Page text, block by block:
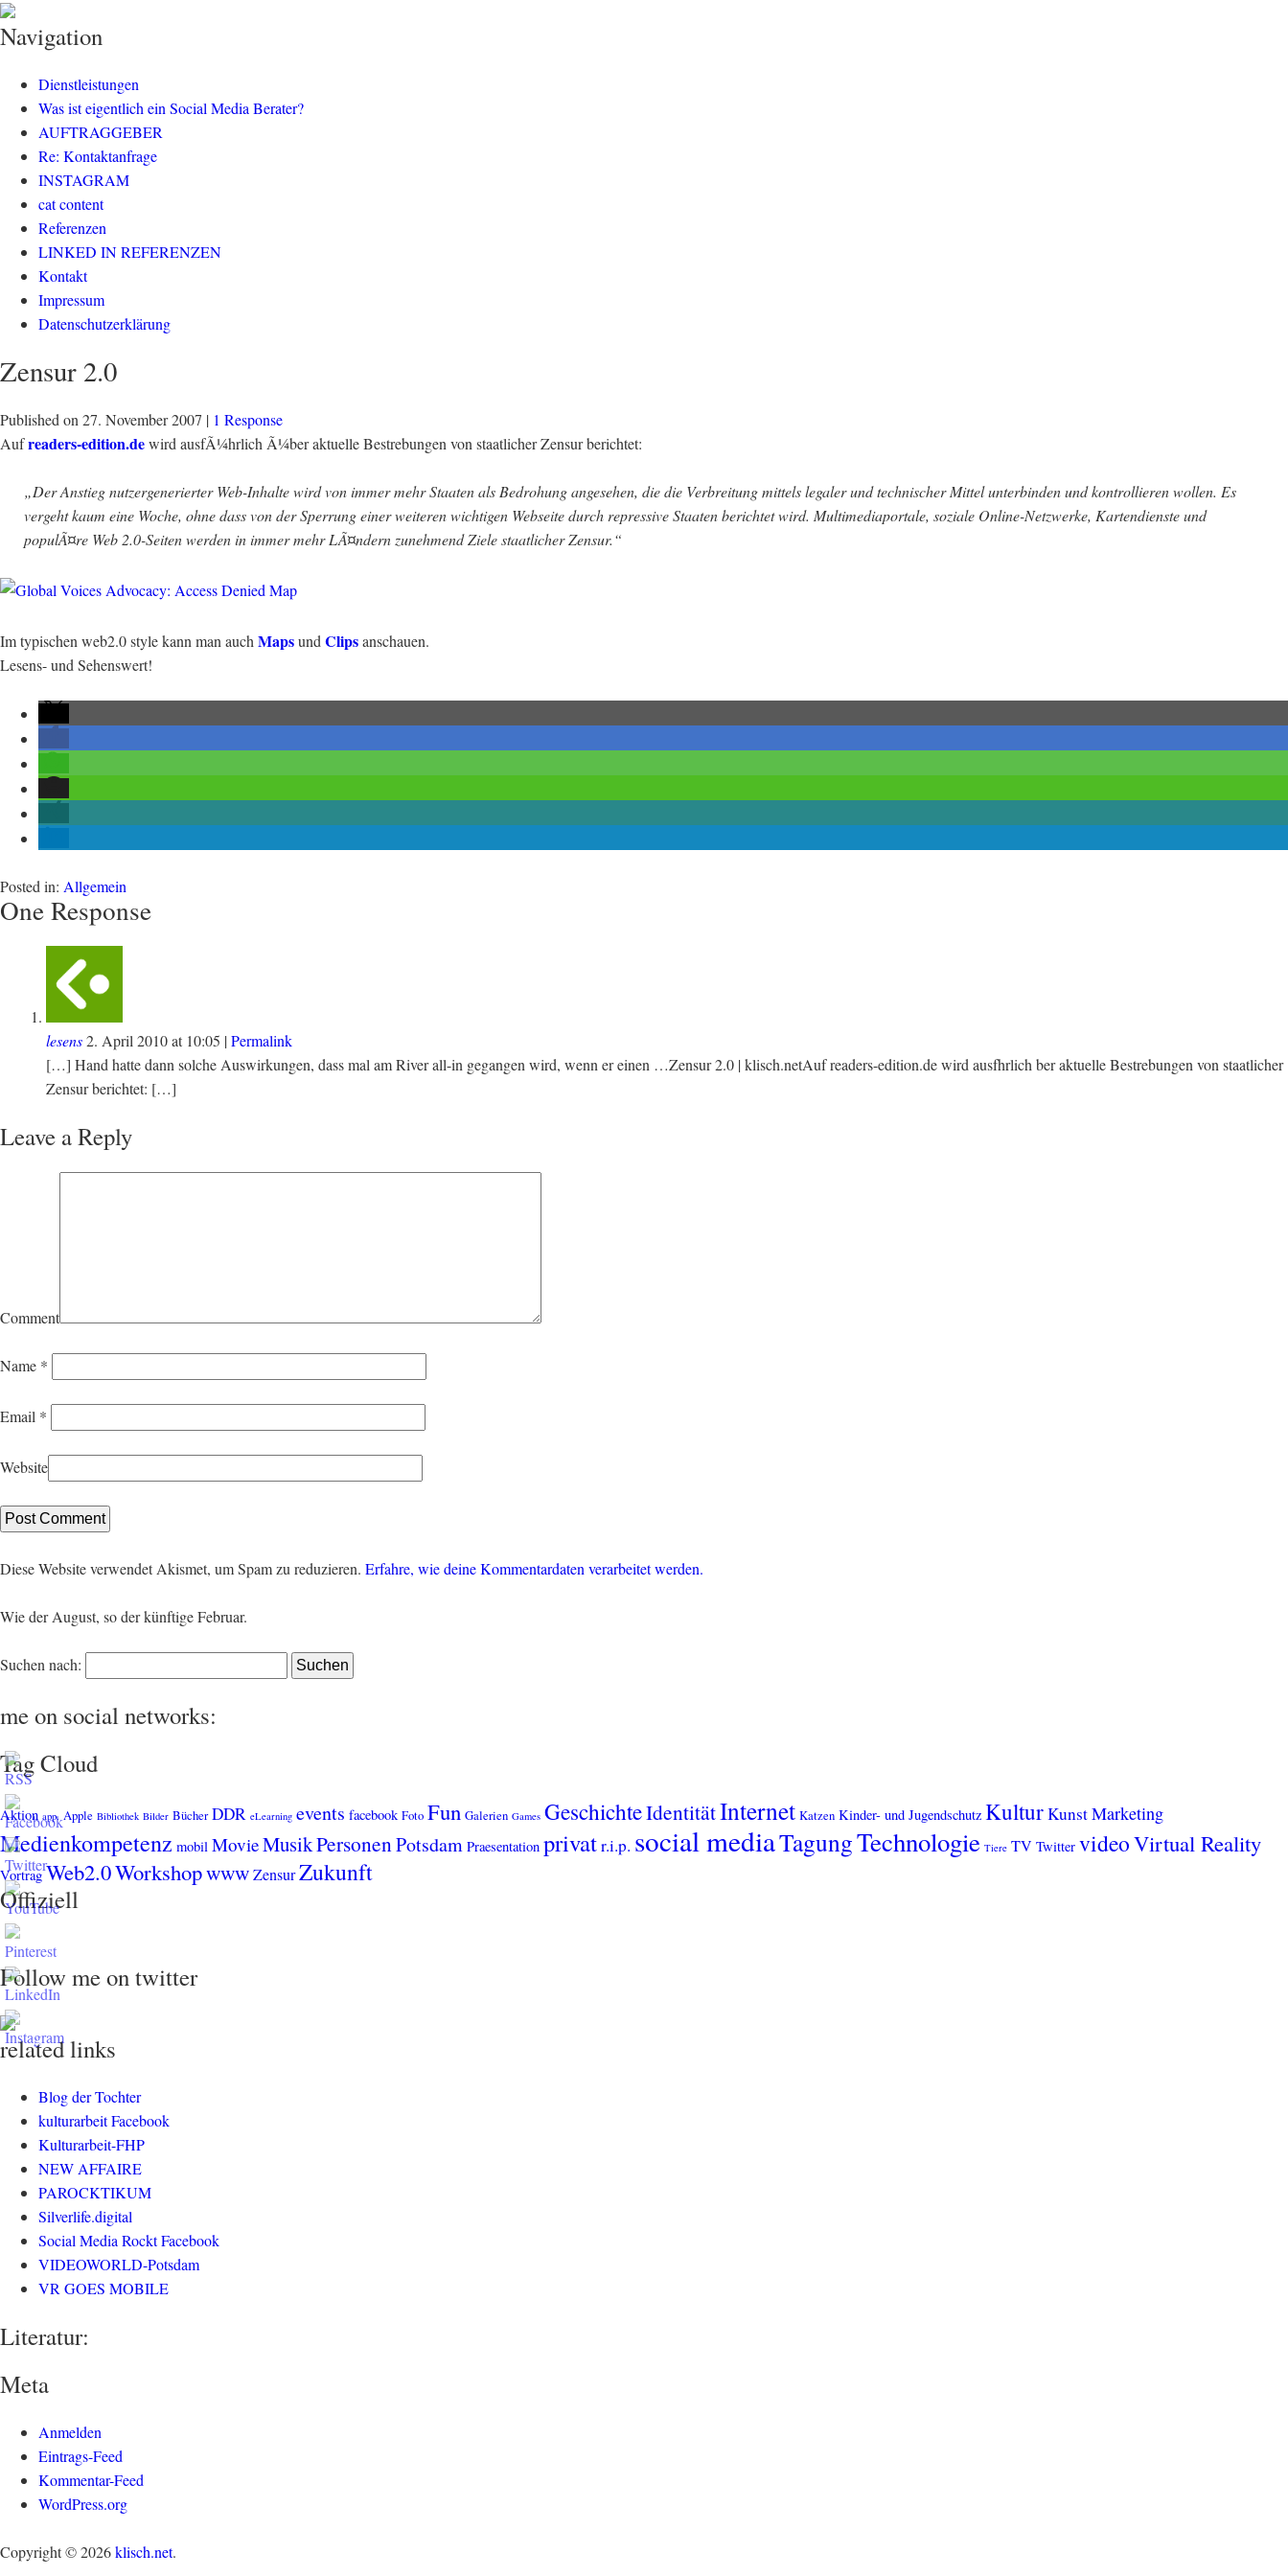
klisch.net
social media rockt
Navigation
Dienstleistungen
Was ist eigentlich ein Social Media Berater?
AUFTRAGGEBER
Re: Kontaktanfrage
INSTAGRAM
cat content
Referenzen
LINKED IN REFERENZEN
Kontakt
Impressum
Datenschutzerklärung
Zensur 2.0
Published on 27. November 2007 | 1 Response
Aufreaders-edition.dewird ausfÃ¼hrlich Ã¼ber aktuelle Bestrebungen von staatlicher Zensur berichtet:
„Der Anstieg nutzergenerierter Web-Inhalte wird von immer mehr Staaten als Bedrohung angesehen, die die Verbreitung mittels legaler und technischer Mittel unterbinden und kontrollieren wollen. Es
vergeht kaum eine Woche, ohne dass von der Sperrung einer weiteren wichtigen Webseite durch repressive Staaten berichtet wird. Multimediaportale, soziale Online-Netzwerke, Kartendienste und
populÃ¤re Web 2.0-Seiten werden in immer mehr LÃ¤ndern zunehmend Ziele staatlicher Zensur.“
Im typischen web2.0 style kann man auch Mapsund Clipsanschauen.
Lesens- und Sehenswert!
Posted in: Allgemein
One Response
lesens2. April 2010at 10:05 |Permalink
[…] Hand hatte dann solche Auswirkungen, dass mal am River all-in gegangen wird, wenn er einen …Zensur 2.0 | klisch.netAuf readers-edition.de wird ausfhrlich ber aktuelle Bestrebungen von staatlicher
Zensur berichtet: […]
Leave a Reply
Comment
Name *
Email *
Website
Diese Website verwendet Akismet, um Spam zu reduzieren. Erfahre, wie deine Kommentardaten verarbeitet werden.
Wie der August, so der künftige Februar.
Suchen nach:
me on social networks:
Tag Cloud
Aktion app. Apple Bibliothek Bilder Bücher DDR eLearning events facebook Foto Fun Galerien Games GeschichteIdentitätInternet Katzen Kinder- und Jugendschutz KulturKunstMarketing
Medienkompetenz mobil MovieMusikPersonenPotsdam Praesentation privatr.i.p. social mediaTagungTechnologie Tiere TV Twitter videoVirtual Reality
Vortrag Web2.0WorkshopwwwZensurZukunft
Offiziell
Follow me on twitter
related links
Blog der Tochter
kulturarbeit Facebook
Kulturarbeit-FHP
NEW AFFAIRE
PAROCKTIKUM
Silverlife.digital
Social Media Rockt Facebook
VIDEOWORLD-Potsdam
VR GOES MOBILE
Literatur:
Meta
Anmelden
Eintrags-Feed
Kommentar-Feed
WordPress.org
Copyright © 2026klisch.net.